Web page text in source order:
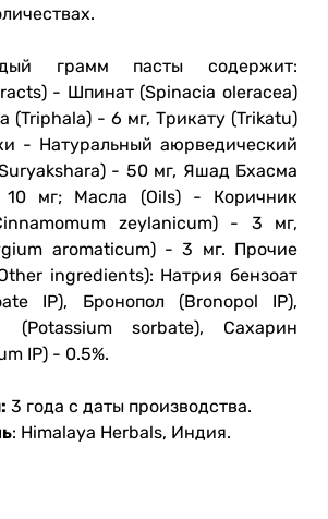
грамм пасты содержит:
- Шпинат (Spinacia oleracea)
(Triphala) - 6 мг, Трикату (Trikatu)
- Натуральный аюрведический
- 50 мг, Яшад Бхасма
мг; Масла (Oils) - Коричник
zeylanicum) - 3 мг,
aromaticum) - 3 мг. Прочие
ingredients): Натрия бензоат
IP), Бронопол (Bronopol IP),
(Potassium sorbate), Сахарин
IP) - 0.5%.
3 года с даты производства.
: Himalaya Herbals, Индия.